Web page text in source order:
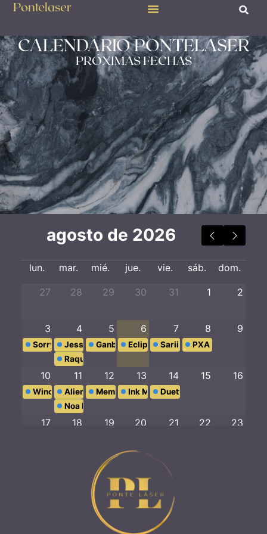
Pontelaser
CALENDARIO PONTELASER
PRÓXIMAS FECHAS
agosto de 2026
lun. mar. mié. jue. vie. sáb. dom.
27 28 29 30 31 1 2
3
Sorry Mum Tattoo
4
Jessica BC
Raquel Hermo
5
Ganbare Tattoo
6
Eclipse Tattoo
7
Sarii Suu Tattoo
8
PXA Body Art
9
10
Winchester Tattoo
11
Aliens Tattoo
Noa Rivera
12
Memoria de Pez
13
Ink Me
14
Duett
15 16
17 18 19 20 21 22 23
Luisa Crespo
Petit Salon
26
Peluquería Elisa
TBH Tattoo
28